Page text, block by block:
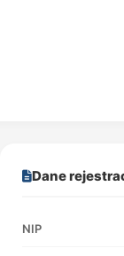
Dane
NIP